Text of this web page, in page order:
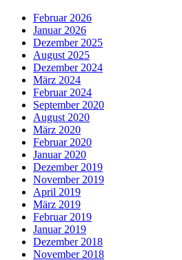
Februar 2026
Januar 2026
Dezember 2025
August 2025
Dezember 2024
März 2024
Februar 2024
September 2020
August 2020
März 2020
Februar 2020
Januar 2020
Dezember 2019
November 2019
April 2019
März 2019
Februar 2019
Januar 2019
Dezember 2018
November 2018